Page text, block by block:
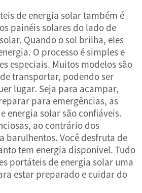
de energia solar também é
painéis solares do lado de
Quando o sol brilha, eles
O processo é simples e
especiais. Muitos modelos são
transportar, podendo ser
lugar. Seja para acampar,
para emergências, as
energia solar são confiáveis.
ao contrário dos
barulhentos. Você desfruta de
tem energia disponível. Tudo
portáteis de energia solar uma
estar preparado e cuidar do